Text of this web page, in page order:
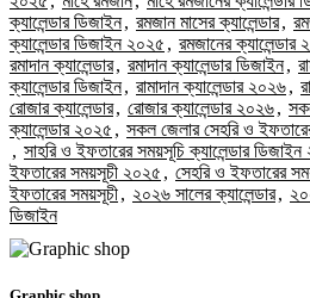
ক্যালেন্ডার ডিজাইন, রমজান মাসের ক্যালেন্ডার,
ক্যালেন্ডার ডিজাইন ২০২৫ , রমজানের ক্যালেন্ডার
রমাদান ক্যালেন্ডার, রমাদান ক্যালেন্ডার ডিজাইন,
ক্যালেন্ডার ডিজাইন, রামাদান ক্যালেন্ডার ২০২৬,
রোজার ক্যালেন্ডার, রোজার ক্যালেন্ডার ২০২৬,
ক্যালেন্ডার ২০২৫ , সকল জেলার সেহরি ও
, সাহরি ও ইফতারের সময়সূচি ক্যালেন্ডার
ইফতারের সময়সূচী ২০২৫ , সেহরি ও ইফতারের
ইফতারের সময়সূচী, ২০২৬ সালের ক্যালেন্ডার,
ডিজাইন